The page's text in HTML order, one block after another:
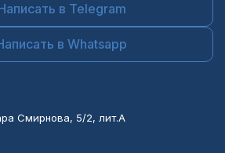
в Telegram
в Whatsapp
Смирнова, 5/2, лит.А